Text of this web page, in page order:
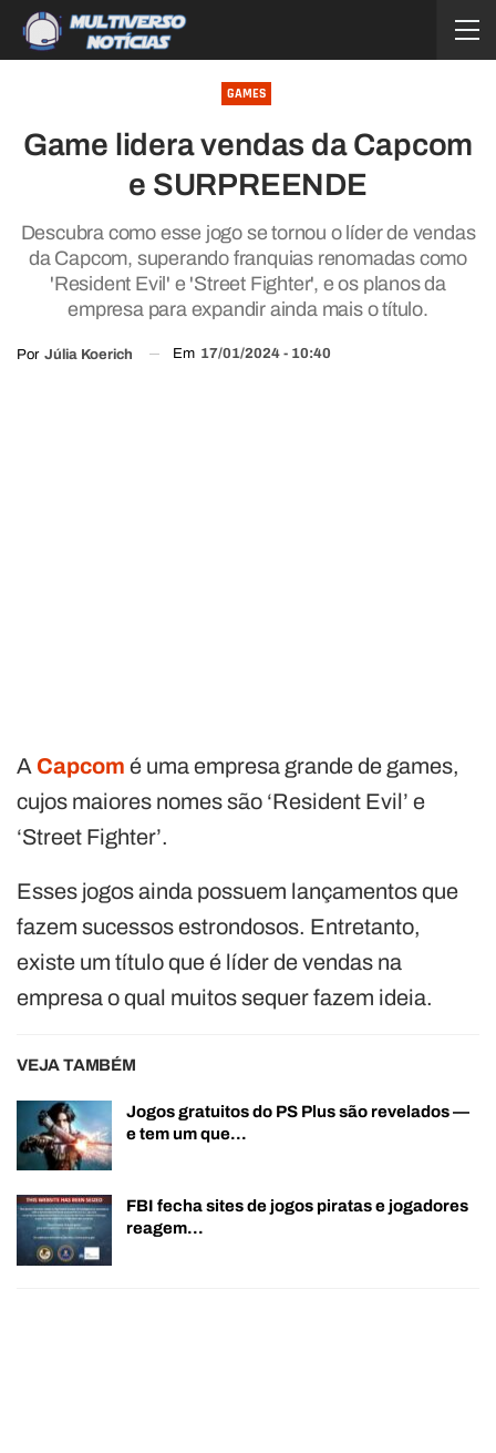
GAMES
Game lidera vendas da Capcom
e SURPREENDE
Descubra como esse jogo se tornou o líder de vendas
da Capcom, superando franquias renomadas como
'Resident Evil' e 'Street Fighter', e os planos da
empresa para expandir ainda mais o título.
Por Júlia Koerich Em 17/01/2024 - 10:40
A Capcom é uma empresa grande de games,
cujos maiores nomes são ‘Resident Evil’ e
‘Street Fighter’.
Esses jogos ainda possuem lançamentos que
fazem sucessos estrondosos. Entretanto,
existe um título que é líder de vendas na
empresa o qual muitos sequer fazem ideia.
VEJA TAMBÉM
Jogos gratuitos do PS Plus são revelados —
e tem um que…
FBI fecha sites de jogos piratas e jogadores
reagem…